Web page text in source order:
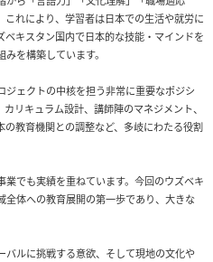
れにより、学習者は日本での生活や就労に
キスタン国内で日本的な技能・マインドを
を構築しています。
ェクトの中核を担う非常に重要なポジシ
リキュラム設計、講師陣のマネジメント、
教育機関との調整など、多岐にわたる役割
でも実績を重ねています。今回のウズベキ
全体への教育展開の第一歩であり、大きな
ルに挑戦する意欲、そして現地の文化や